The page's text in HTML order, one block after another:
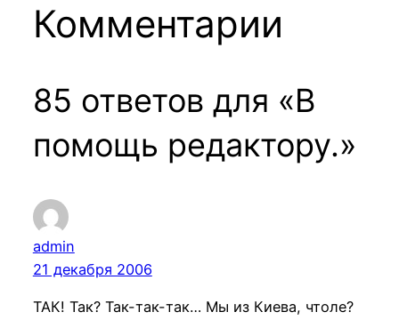
Комментарии
85 ответов для «В
помощь редактору.»
admin
21 декабря 2006
ТАК! Так? Так-так-так… Мы из Киева, чтоле?